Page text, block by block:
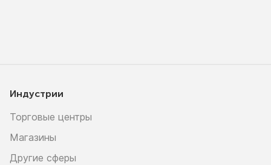
Индустрии
Торговые центры
Магазины
Другие сферы